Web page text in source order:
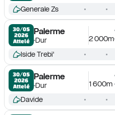
Generale Zs
30/05
2026
Attelé
Palerme
Dur
2 000m
Iside Trebi'
30/05
2026
Attelé
Palerme
Dur
1 600m
Davide